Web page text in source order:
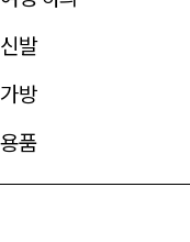
신발
가방
용품